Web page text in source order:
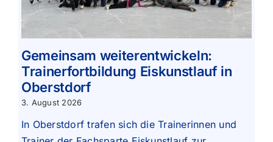
Gemeinsam weiterentwickeln:
Trainerfortbildung Eiskunstlauf in
Oberstdorf
3. August 2026
In Oberstdorf trafen sich die Trainerinnen und